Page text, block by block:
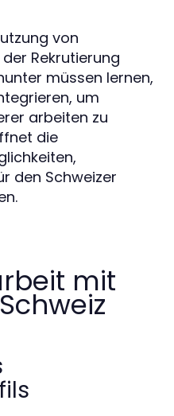
von
Rekrutierung
müssen lernen,
um
arbeiten zu
die
den Schweizer
mit